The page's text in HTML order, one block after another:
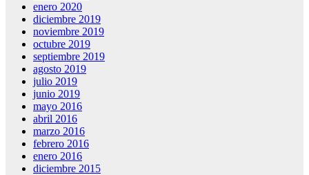
enero 2020
diciembre 2019
noviembre 2019
octubre 2019
septiembre 2019
agosto 2019
julio 2019
junio 2019
mayo 2016
abril 2016
marzo 2016
febrero 2016
enero 2016
diciembre 2015